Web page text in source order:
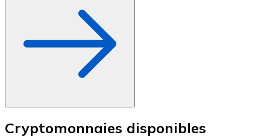
Cryptomonnaies disponibles